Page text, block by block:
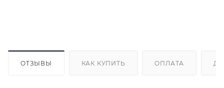
ОТЗЫВЫ КАК КУПИТЬ ОПЛАТА